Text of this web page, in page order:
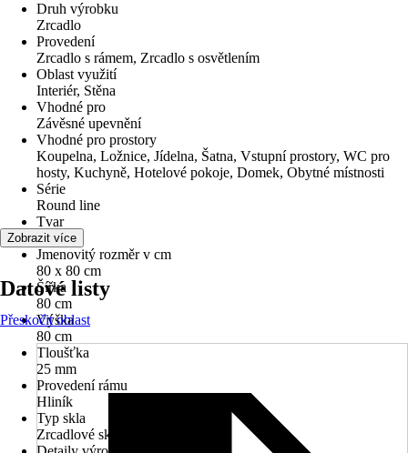
Druh výrobku
Zrcadlo
Provedení
Zrcadlo s rámem, Zrcadlo s osvětlením
Oblast využití
Interiér, Stěna
Vhodné pro
Závěsné upevnění
Vhodné pro prostory
Koupelna, Ložnice, Jídelna, Šatna, Vstupní prostory, WC pro
hosty, Kuchyně, Hotelové pokoje, Domek, Obytné místnosti
Série
Round line
Tvar
Kulatý
Jmenovitý rozměr v cm
80 x 80 cm
Šířka
80 cm
Výška
80 cm
Tloušťka
25 mm
Provedení rámu
Hliník
Typ skla
Zrcadlové sklo
Zobrazit více
Datové listy
Přeskočit oblast